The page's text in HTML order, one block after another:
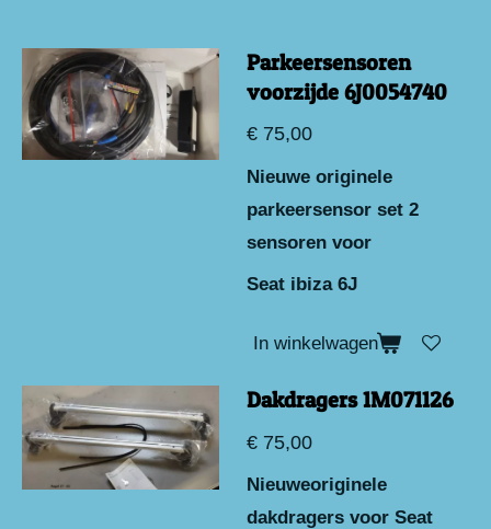
Parkeersensoren
voorzijde 6J0054740
€ 75,00
Nieuwe originele
parkeersensor set 2
sensoren voor
Seat ibiza 6J
In winkelwagen
Dakdragers 1M071126
€ 75,00
Nieuweoriginele
dakdragers voor Seat